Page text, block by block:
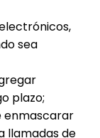
sea
plazo;
enmascarar
llamadas de